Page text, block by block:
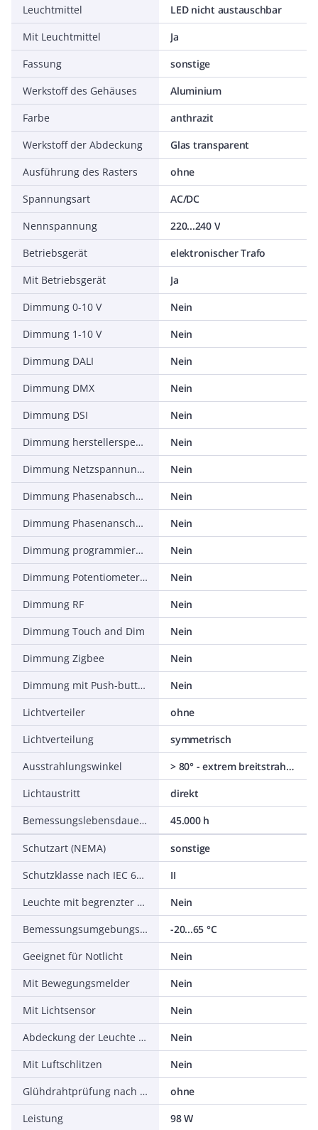
Leuchtmittel
LED nicht austauschbar
Mit Leuchtmittel
Ja
Fassung
sonstige
Werkstoff des Gehäuses
Aluminium
Farbe
anthrazit
Werkstoff der Abdeckung
Glas transparent
Ausführung des Rasters
ohne
Spannungsart
AC/DC
Nennspannung
220...240 V
Betriebsgerät
elektronischer Trafo
Mit Betriebsgerät
Ja
Dimmung 0-10 V
Nein
Dimmung 1-10 V
Nein
Dimmung DALI
Nein
Dimmung DMX
Nein
Dimmung DSI
Nein
Dimmung herstellerspezifisch
Nein
Dimmung Netzspannungsmodulation
Nein
Dimmung Phasenabschnitt
Nein
Dimmung Phasenanschnitt
Nein
Dimmung programmierbar
Nein
Dimmung Potentiometer (geräteintegriert)
Nein
Dimmung RF
Nein
Dimmung Touch and Dim
Nein
Dimmung Zigbee
Nein
Dimmung mit Push-button
Nein
Lichtverteiler
ohne
Lichtverteilung
symmetrisch
Ausstrahlungswinkel
> 80° - extrem breitstrahlend
Lichtaustritt
direkt
Bemessungslebensdauer L70/B50 bei 25 °C
45.000 h
Schutzart (NEMA)
sonstige
Schutzklasse nach IEC 61140
II
Leuchte mit begrenzter Oberflächentemperatur D-Zeichen nach EN 60598-2-24
Nein
Bemessungsumgebungstemperatur nach IEC 62722-2-1
-20...65 °C
Geeignet für Notlicht
Nein
Mit Bewegungsmelder
Nein
Mit Lichtsensor
Nein
Abdeckung der Leuchte mit Wärmedämmmaterial möglich
Nein
Mit Luftschlitzen
Nein
Glühdrahtprüfung nach IEC 60695-2-11
ohne
Leistung
98 W